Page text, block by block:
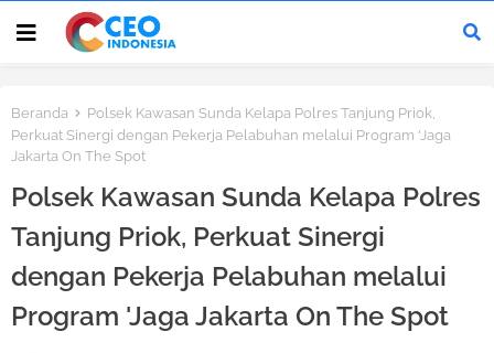
Beranda
Polsek Kawasan Sunda Kelapa Polres Tanjung Priok,
Perkuat Sinergi dengan Pekerja Pelabuhan melalui Program 'Jaga
Jakarta On The Spot
Polsek Kawasan Sunda Kelapa Polres
Tanjung Priok, Perkuat Sinergi
dengan Pekerja Pelabuhan melalui
Program 'Jaga Jakarta On The Spot